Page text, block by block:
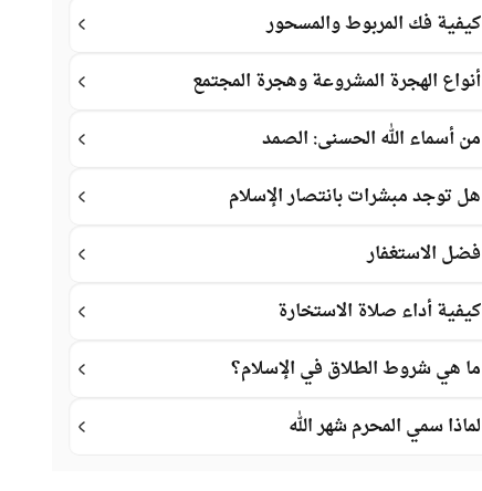
كيفية فك المربوط والمسحور
أنواع الهجرة المشروعة وهجرة المجتمع
من أسماء الله الحسنى: الصمد
هل توجد مبشرات بانتصار الإسلام
فضل الاستغفار
كيفية أداء صلاة الاستخارة
ما هي شروط الطلاق في الإسلام؟
لماذا سمي المحرم شهر الله